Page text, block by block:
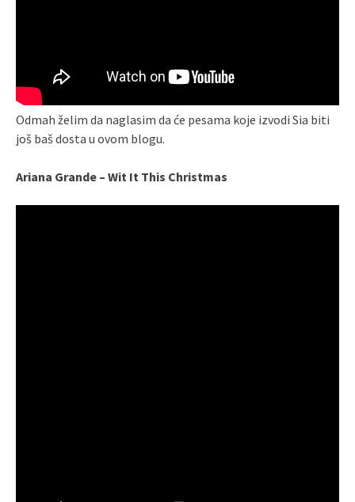
Odmah želim da naglasim da će pesama koje izvodi Sia biti
još baš dosta u ovom blogu.
Ariana Grande – Wit It This Christmas